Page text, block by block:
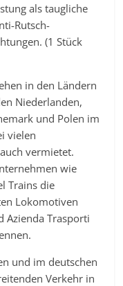
als taugliche
Rutsch-
(1 Stück
in den Ländern
Niederlanden,
und Polen im
vielen
vermietet.
wie
Trains die
Lokomotiven
Azienda Trasporti
und im deutschen
Verkehr in